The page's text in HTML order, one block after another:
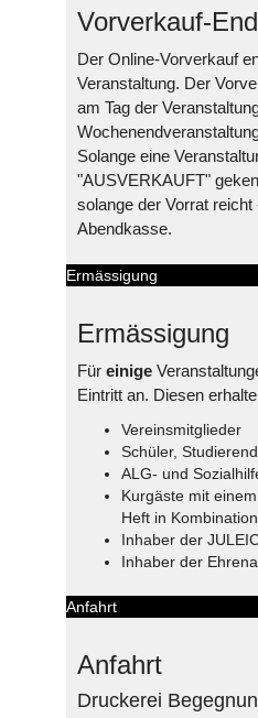
Vorverkauf-
Der Online-Vorverkauf
Veranstaltung. Der
am Tag der
Solange eine
"AUSVERKAUFT"
solange der Vorrat
Abendkasse.
Ermässigung
Ermässigung
Für einige
Eintritt an. Diesen
Vereinsmitglieder
Schüler,
ALG- und
Kurgäste mit
Heft in
Inhaber der
Inhaber der
Anfahrt
Anfahrt
Druckerei